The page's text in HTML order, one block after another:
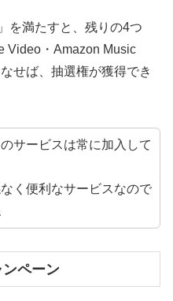
を満たすと、残りの4つ
Video・Amazon Music
せば、抽選権が獲得でき
サービスは常に加入して
く便利なサービスなので
ンペーン